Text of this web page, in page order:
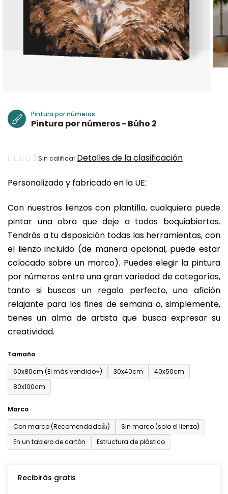
Personalizado y fabricado en la UE:
Con nuestros lienzos con plantilla, cualquiera puede
pintar una obra que deje a todos boquiabiertos.
Tendrás a tu disposición todas las herramientas, con
el lienzo incluido (de manera opcional, puede estar
colocado sobre un marco). Puedes elegir la pintura
por números entre una gran variedad de categorías,
tanto si buscas un regalo perfecto, una afición
relajante para los fines de semana o, simplemente,
tienes un alma de artista que busca expresar su
creatividad.
Tamaño
60x80cm (El más vendido⭐)
30x40cm
40x50cm
80x100cm
Marco
Con marco (Recomendado👍)
Sin marco (solo el lienzo)
En un tablero de cartón
Estructura de plástico
Recibirás gratis
Pintura por números
Pintura por números - Búho 2
La
media
producto
es
de
0,0
sobre
5
estrellas.
Sin calificar Detalles de la clasificación